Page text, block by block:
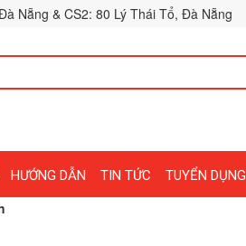
Nẵng & CS2: 80 Lý Thái Tổ, Đà Nẵng
HƯỚNG DẪN TIN TỨC TUYỂN DỤNG